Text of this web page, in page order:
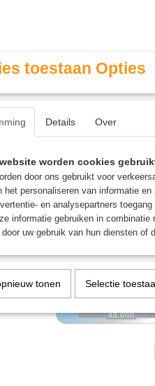
Contact & Openingstijden
MINIATURE GAMING
Mox bordspellen
toestaan Opties
Details Over
worden cookies
door ons gebruikt voor
het personaliseren van informatie
en analysepartners
informatie gebruiken in
uw gebruik van hun diensten of
tonen Selectie